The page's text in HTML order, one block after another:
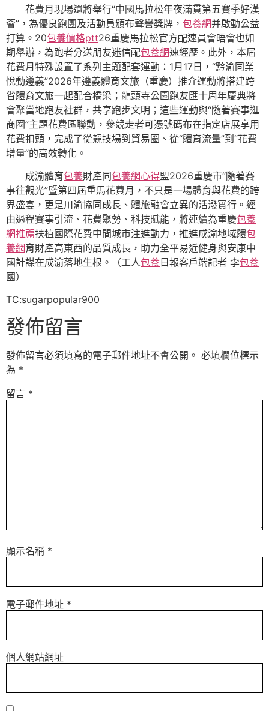
花費月現場還將舉行“中國馬拉松年夜滿貫第五賽季好漢
薈”，為優良跑團及活動員頒布聲譽獎牌， 包養網并啟動公益
打算。20包養價格ptt26重慶馬拉松官方配速員會晤會也如
期舉辦，為跑者分送朋友迷信配包養網速經歷。此外，本屆
花費月特殊設置了系列主題配套運動：1月17日，“黔渝同業
悅動遵義”2026年遵義體育文旅（重慶）推介運動將搭建跨
省體育文旅一起配合橋梁；龍頭寺公園跑友匯十周年慶典將
會聚當地跑友社群，共享跑步文明；這些運動與“隨著賽事逛
商圈”主題花費區聯動，參競走者可憑號碼布在指定店展享用
花費扣頭，完成了從競技場到貿易圈、從“體育流量”到“花費
增量”的高效轉化。
成渝體育包養財產同包養網心得盟2026重慶市“隨著賽
事往觀光”暨第四屆重馬花費月，不只是一場體育與花費的跨
界盛宴，更是川渝協同成長、體旅融會立異的活潑實行。經
由過程賽事引流、花費聚勢、科技賦能，將連續為重慶包養
網推薦扶植國際花費中間城市注進動力，推進成渝地域體包
養網育財產高東西的品質成長，助力全平易近健身與安康中
國計謀在成渝落地生根。（工人包養日報客戶端記者 李包養
國）
TC:sugarpopular900
發佈留言
發佈留言必須填寫的電子郵件地址不會公開。 必填欄位標示
為 *
留言 *
顯示名稱 *
電子郵件地址 *
個人網站網址